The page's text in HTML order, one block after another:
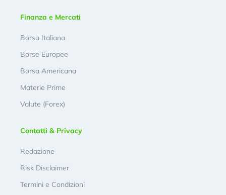
Finanza e Mercati
Borsa Italiana
Borse Europee
Borsa Americana
Materie Prime
Valute (Forex)
Contatti & Privacy
Redazione
Risk Disclaimer
Termini e Condizioni